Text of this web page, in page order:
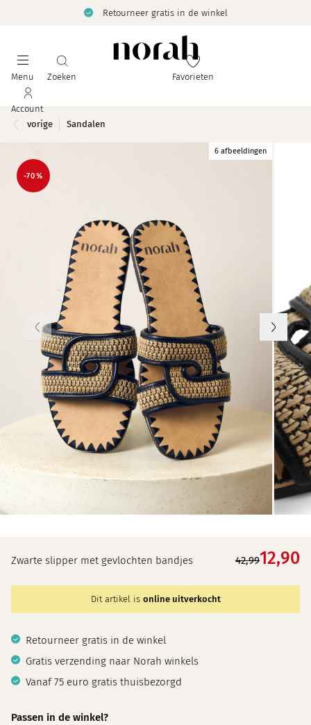
Retourneer gratis in de winkel
Menu Zoeken Favorieten
Account
vorige
Sandalen
6 afbeeldingen
-70%
Zwarte slipper met gevlochten bandjes 42,9912,90
Dit artikel is online uitverkocht
Retourneer gratis in de winkel
Gratis verzending naar Norah winkels
Vanaf 75 euro gratis thuisbezorgd
Passen in de winkel?